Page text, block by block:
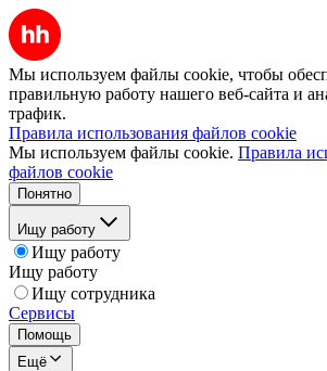
Мы используем файлы cookie, чтобы
правильную работу нашего веб-сайта и
трафик.
Правила использования файлов cookie
Мы используем файлы cookie. Правила
файлов cookie
Понятно
Ищу работу
Ищу работу
Ищу работу
Ищу сотрудника
Сервисы
Помощь
Ещё